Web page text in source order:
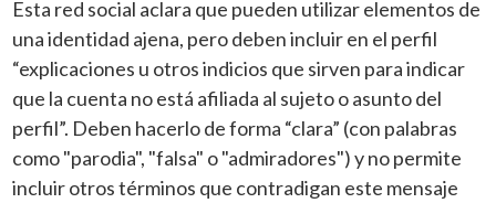
Esta red social aclara que pueden utilizar elementos de
una identidad ajena, pero deben incluir en el perfil
“explicaciones u otros indicios que sirven para indicar
que la cuenta no está afiliada al sujeto o asunto del
perfil”. Deben hacerlo de forma “clara” (con palabras
como "parodia", "falsa" o "admiradores") y no permite
incluir otros términos que contradigan este mensaje